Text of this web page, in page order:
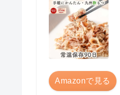
Amazonで見る